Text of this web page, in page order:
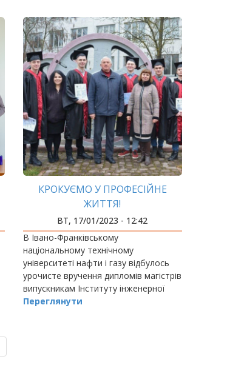
КРОКУЄМО У ПРОФЕСІЙНЕ
ЖИТТЯ!
ВТ, 17/01/2023 - 12:42
В Івано-Франківському
національному технічному
університеті нафти і газу відбулось
урочисте вручення дипломів магістрів
випускникам Інституту інженерної
механіки.
Переглянути